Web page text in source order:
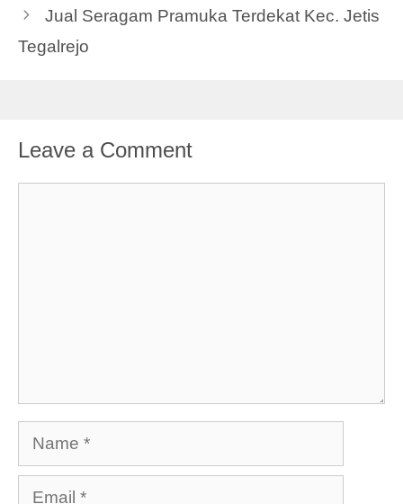
Jual Seragam Pramuka Terdekat Kec. Jetis
Tegalrejo
Leave a Comment
Name
Email